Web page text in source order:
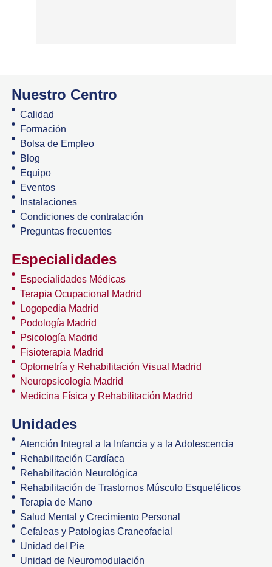
Nuestro Centro
Calidad
Formación
Bolsa de Empleo
Blog
Equipo
Eventos
Instalaciones
Condiciones de contratación
Preguntas frecuentes
Especialidades
Especialidades Médicas
Terapia Ocupacional Madrid
Logopedia Madrid
Podología Madrid
Psicología Madrid
Fisioterapia Madrid
Optometría y Rehabilitación Visual Madrid
Neuropsicología Madrid
Medicina Física y Rehabilitación Madrid
Unidades
Atención Integral a la Infancia y a la Adolescencia
Rehabilitación Cardíaca
Rehabilitación Neurológica
Rehabilitación de Trastornos Músculo Esqueléticos
Terapia de Mano
Salud Mental y Crecimiento Personal
Cefaleas y Patologías Craneofacial
Unidad del Pie
Unidad de Neuromodulación